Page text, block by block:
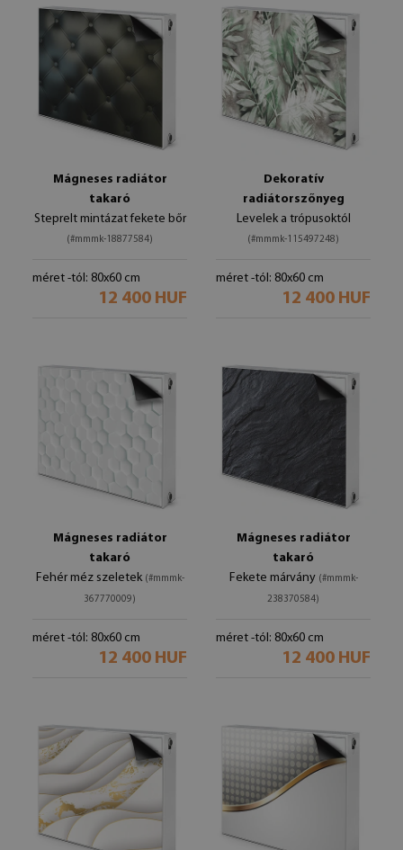
Mágneses radiátor
takaró
Steprelt mintázat fekete bőr
(#mmmk-18877584)
méret -tól: 80x60 cm
12 400 HUF
Dekoratív
radiátorszőnyeg
Levelek a trópusoktól
(#mmmk-115497248)
méret -tól: 80x60 cm
12 400 HUF
Mágneses radiátor
takaró
Fehér méz szeletek (#mmmk-
367770009)
méret -tól: 80x60 cm
12 400 HUF
Mágneses radiátor
takaró
Fekete márvány (#mmmk-
238370584)
méret -tól: 80x60 cm
12 400 HUF